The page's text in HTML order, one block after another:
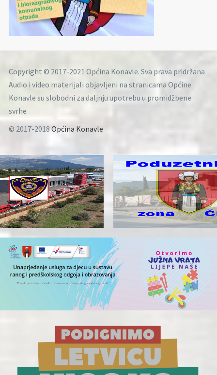
Copyright © 2017-2021 Općina Konavle. Sva prava pridržana
Audio i video materijali objavljeni na stranicama Općine
Konavle su slobodni za daljnju upotrebu u promidžbene
svrhe
© 2017-2018Općina Konavle